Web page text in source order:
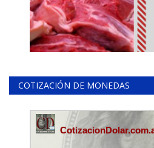
COTIZACIÓN DE MONEDAS